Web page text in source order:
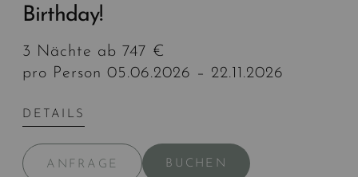
Birthday!
3 Nächte ab 747 €
pro Person 05.06.2026 – 22.11.2026
DETAILS
ANFRAGE BUCHEN